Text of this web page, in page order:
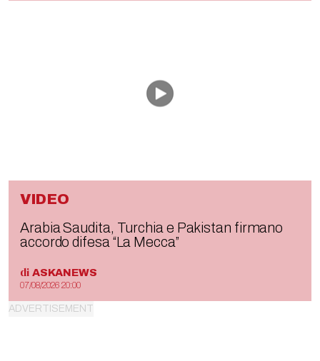
VIDEO
Arabia Saudita, Turchia e Pakistan firmano
accordo difesa “La Mecca”
di ASKANEWS
07/08/2026 20:00